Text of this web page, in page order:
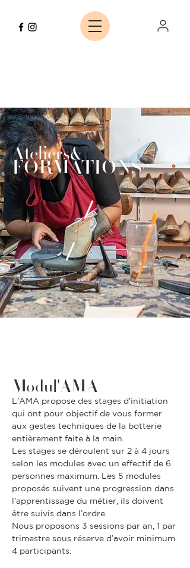
Ateliers&
FORMATIONS
Modul'AMA
L’AMA propose des stages d'initiation
qui ont pour objectif de vous former
aux gestes techniques de la botterie
entièrement faite à la main.
Les stages se déroulent sur 2 à 4 jours
selon les modules avec un effectif de 6
personnes maximum. Les 5 modules
proposés suivent une progression dans
l’apprentissage du métier, ils doivent
être suivis dans l’ordre.
Nous proposons 3 sessions par an, 1 par
trimestre sous réserve d’avoir minimum
4 participants. ​